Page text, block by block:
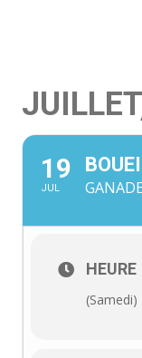
19
JUL
HEURE